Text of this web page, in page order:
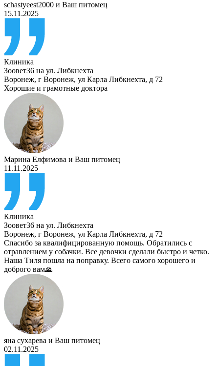
schastyeest2000 и Ваш питомец
15.11.2025
Клиника
Зоовет36 на ул. Либкнехта
Воронеж, г Воронеж, ул Карла Либкнехта, д 72
Хорошие и грамотные доктора
Марина Елфимова и Ваш питомец
11.11.2025
Клиника
Зоовет36 на ул. Либкнехта
Воронеж, г Воронеж, ул Карла Либкнехта, д 72
Спасибо за квалифицированную помощь. Обратились с
отравлением у собачки. Все девочки сделали быстро и четко.
Наша Тиля пошла на поправку. Всего самого хорошего и
доброго вам🙏
яна сухарева и Ваш питомец
02.11.2025